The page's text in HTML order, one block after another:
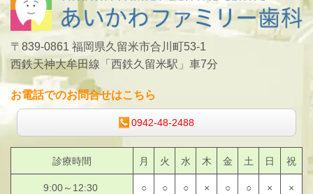
〒839-0861 福岡県久留米市合川町53-1
西鉄天神大牟田線「西鉄久留米駅」車7分
お電話でのお問合せはこちら
0942-48-2488
診療時間 月 火 水 木 金 土 日 祝
9:00～12:30 ○ ○ ○ × ○ ○ × ×